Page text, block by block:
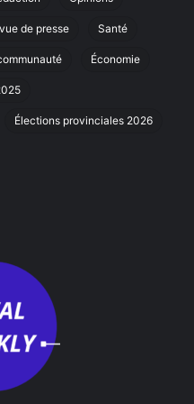
de presse Santé
Économie
Élections provinciales 2026